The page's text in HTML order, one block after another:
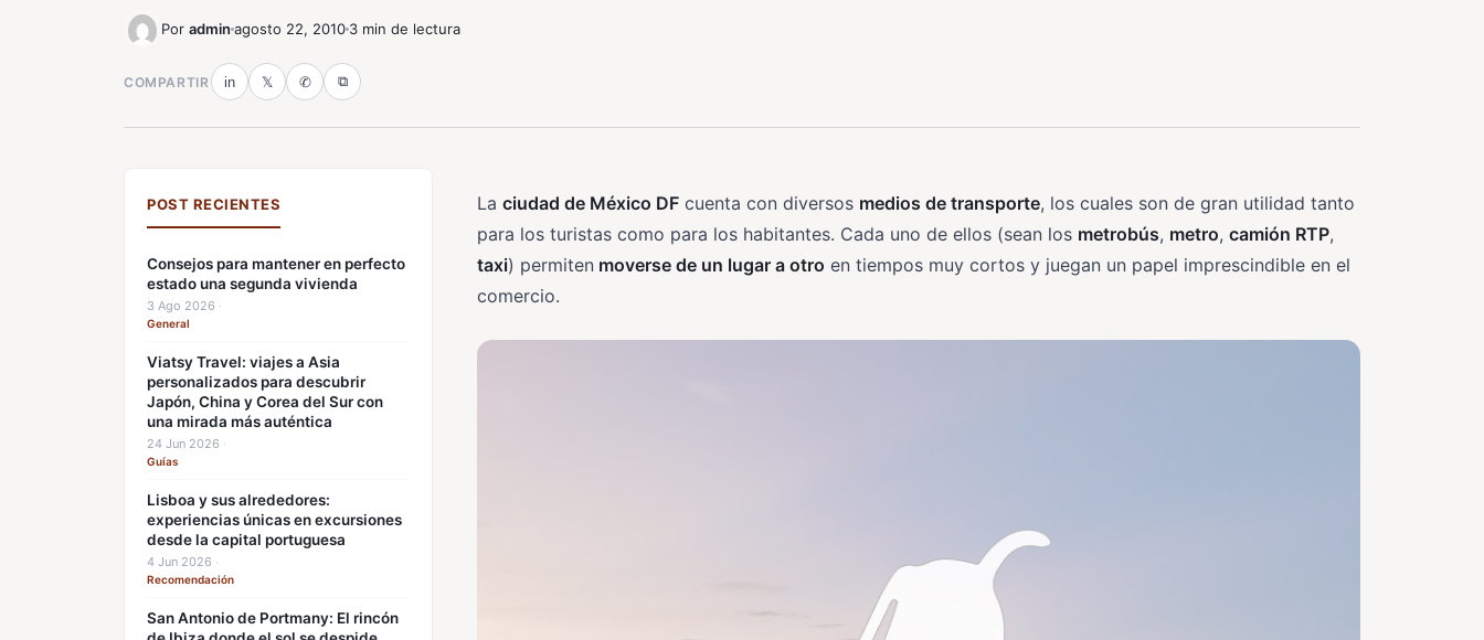
Por admin agosto 22, 2010 3 min de lectura
COMPARTIR in 𝕏 ✆ ⧉
POST RECIENTES
Consejos para mantener en perfecto
estado una segunda vivienda
3 Ago 2026 ·
General
Viatsy Travel: viajes a Asia
personalizados para descubrir
Japón, China y Corea del Sur con
una mirada más auténtica
24 Jun 2026 ·
Guías
Lisboa y sus alrededores:
experiencias únicas en excursiones
desde la capital portuguesa
4 Jun 2026 ·
Recomendación
San Antonio de Portmany: El rincón
La ciudad de México DF cuenta con diversos medios de transporte, los cuales son de gran utilidad tanto
para los turistas como para los habitantes. Cada uno de ellos (sean los metrobús, metro, camión RTP,
taxi) permiten moverse de un lugar a otro en tiempos muy cortos y juegan un papel imprescindible en el
comercio.